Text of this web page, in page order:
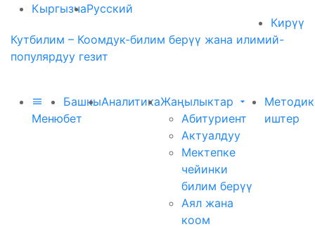
КыргызчаРусский
Кирүү
Кутбилим – Коомдук-билим берүү жана илимий-
популярдуу гезит
Меню
Башкы
бет
АналитикаЖаңылыктар
Абитуриент
Актуалдуу
Мектепке
чейинки
билим берүү
Аял жана
коом
иштер